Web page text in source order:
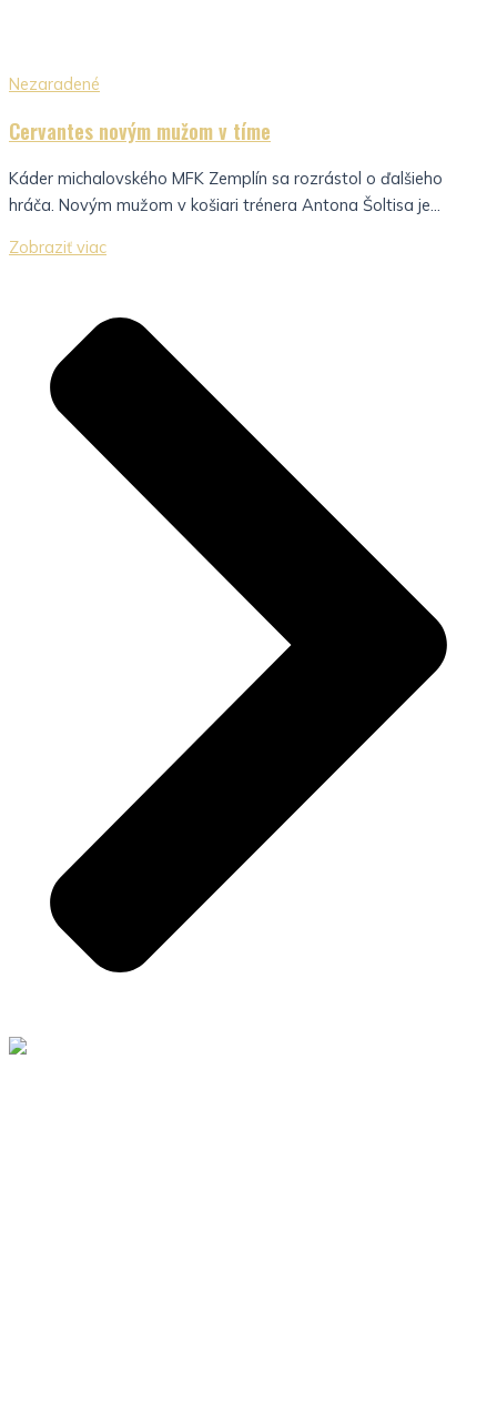
Nezaradené
Cervantes novým mužom v tíme
Káder michalovského MFK Zemplín sa rozrástol o ďalšieho
hráča. Novým mužom v košiari trénera Antona Šoltisa je...
Zobraziť viac